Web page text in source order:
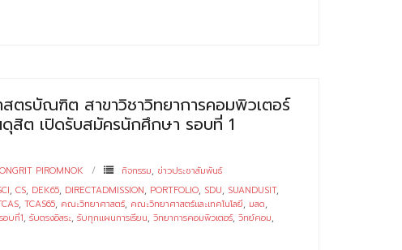
ตรบัณฑิต สาขาวิชาวิทยาการคอมพิวเตอร์
สิต เปิดรับสมัครนักศึกษา รอบที่ 1
PIROMNOK กิจกรรม, ข่าวประชาสัมพันธ์
,CS, DEK65, DIRECTADMISSION, PORTFOLIO, SDU, SUANDUSIT,
,TCAS65, คณะวิทยาศาสตร์, คณะวิทยาศาสตร์และเทคโนโลยี, มสด,
รอบที่1,รับตรงอิสระ,รับทุกแผนการเรียน,วิทยาการคอมพิวเตอร์,วิทย์คอม,